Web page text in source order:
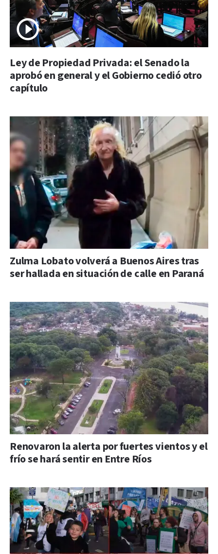
Ley de Propiedad Privada: el Senado la
aprobó en general y el Gobierno cedió otro
capítulo
Zulma Lobato volverá a Buenos Aires tras
ser hallada en situación de calle en Paraná
Renovaron la alerta por fuertes vientos y el
frío se hará sentir en Entre Ríos